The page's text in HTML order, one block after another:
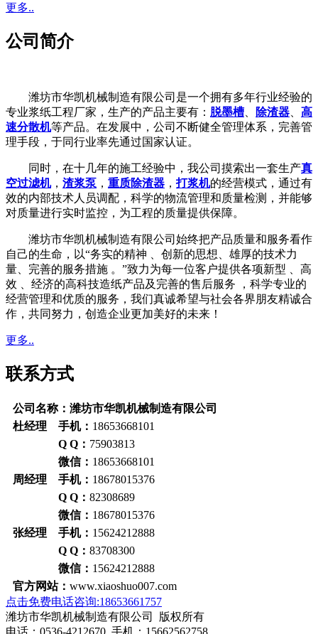
更多..
公司简介
潍坊市华凯机械制造有限公司是一个拥有多年行业经验的
专业浆纸工程厂家，生产的产品主要有： 脱墨槽、 除渣器、 高
速分散机等产品。在发展中，公司不断健全管理体系，完善管
理手段，于同行业率先通过国家认证。
同时，在十几年的施工经验中，我公司摸索出一套生产真
空过滤机， 渣浆泵 ， 重质除渣器 ，打浆机的经营模式，通过有
效的内部技术人员调配，科学的物流管理和质量检测，并能够
对质量进行实时监控，为工程的质量提供保障。
潍坊市华凯机械制造有限公司始终把产品质量和服务看作
自己的生命，以“务实的精神 、创新的思想、雄厚的技术力
量、完善的服务措施 。”致力为每一位客户提供各项新型 、高
效 、经济的高科技造纸产品及完善的售后服务 ，科学专业的
经营管理和优质的服务，我们真诚希望与社会各界朋友精诚合
作，共同努力，创造企业更加美好的未来！
更多..
联系方式
公司名称：潍坊市华凯机械制造有限公司
杜经理 手机： 18653668101
Q Q： 75903813
微信： 18653668101
周经理 手机： 18678015376
Q Q： 82308689
微信： 18678015376
张经理 手机： 15624212888
Q Q： 83708300
微信： 15624212888
官方网站： www.xiaoshuo007.com
点击免费电话咨询:18653661757
潍坊市华凯机械制造有限公司 版权所有